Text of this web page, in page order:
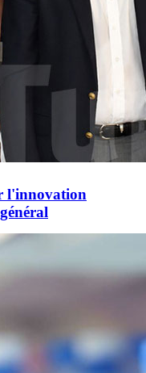
l'innovation